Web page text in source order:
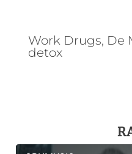
Work Drugs, De
detox